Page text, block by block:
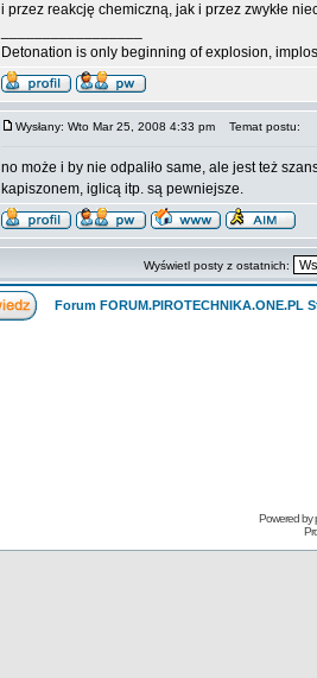
i przez reakcję chemiczną, jak i przez zwykłe
Detonation is only beginning of explosion,
Wysłany: Wto Mar 25, 2008 4:33 pm Temat postu:
no może i by nie odpaliło same, ale jest też
kapiszonem, iglicą itp. są pewniejsze.
Wyświetl posty z ostatnich:
Forum FORUM.PIROTECHNIKA.ONE.PL
Powered by